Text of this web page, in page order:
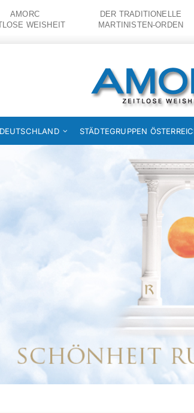
AMORC
WEISHEIT
DER TRADITIONELLE
MARTINISTEN-ORDEN
STÄDTEGRUPPEN